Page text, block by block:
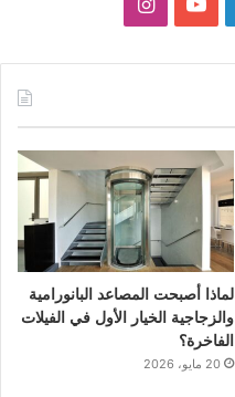
د
إ
ن
ي
و
ت
ق
ر
ا
م
لماذا أصبحت المصاعد البانورامية
والزجاجية الخيار الأول في الفيلات
الفاخرة؟
20 مايو، 2026